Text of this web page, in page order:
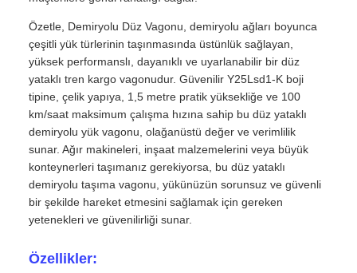
Özetle, Demiryolu Düz Vagonu, demiryolu ağları boyunca
çeşitli yük türlerinin taşınmasında üstünlük sağlayan,
yüksek performanslı, dayanıklı ve uyarlanabilir bir düz
yataklı tren kargo vagonudur. Güvenilir Y25Lsd1-K boji
tipine, çelik yapıya, 1,5 metre pratik yüksekliğe ve 100
km/saat maksimum çalışma hızına sahip bu düz yataklı
demiryolu yük vagonu, olağanüstü değer ve verimlilik
sunar. Ağır makineleri, inşaat malzemelerini veya büyük
konteynerleri taşımanız gerekiyorsa, bu düz yataklı
demiryolu taşıma vagonu, yükünüzün sorunsuz ve güvenli
bir şekilde hareket etmesini sağlamak için gereken
yetenekleri ve güvenilirliği sunar.
Özellikler: